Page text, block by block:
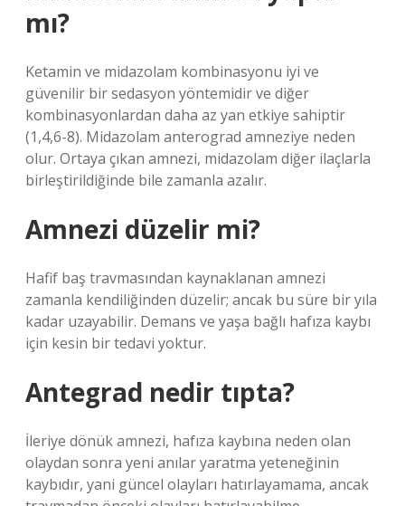
mı?
Ketamin ve midazolam kombinasyonu iyi ve
güvenilir bir sedasyon yöntemidir ve diğer
kombinasyonlardan daha az yan etkiye sahiptir
(1,4,6-8). Midazolam anterograd amneziye neden
olur. Ortaya çıkan amnezi, midazolam diğer ilaçlarla
birleştirildiğinde bile zamanla azalır.
Amnezi düzelir mi?
Hafif baş travmasından kaynaklanan amnezi
zamanla kendiliğinden düzelir; ancak bu süre bir yıla
kadar uzayabilir. Demans ve yaşa bağlı hafıza kaybı
için kesin bir tedavi yoktur.
Antegrad nedir tıpta?
İleriye dönük amnezi, hafıza kaybına neden olan
olaydan sonra yeni anılar yaratma yeteneğinin
kaybıdır, yani güncel olayları hatırlayamama, ancak